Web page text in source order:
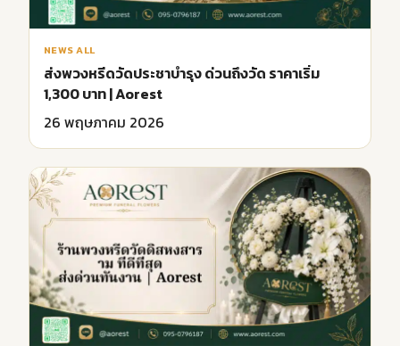
NEWS ALL
ส่งพวงหรีดวัดประชาบำรุง ด่วนถึงวัด ราคาเริ่ม
1,300 บาท | Aorest
26 พฤษภาคม 2026